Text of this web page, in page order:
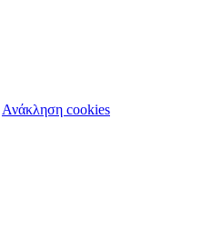
Ανάκληση cookies